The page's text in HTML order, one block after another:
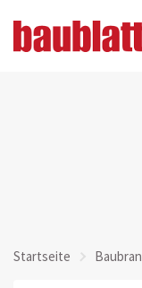
Startseite